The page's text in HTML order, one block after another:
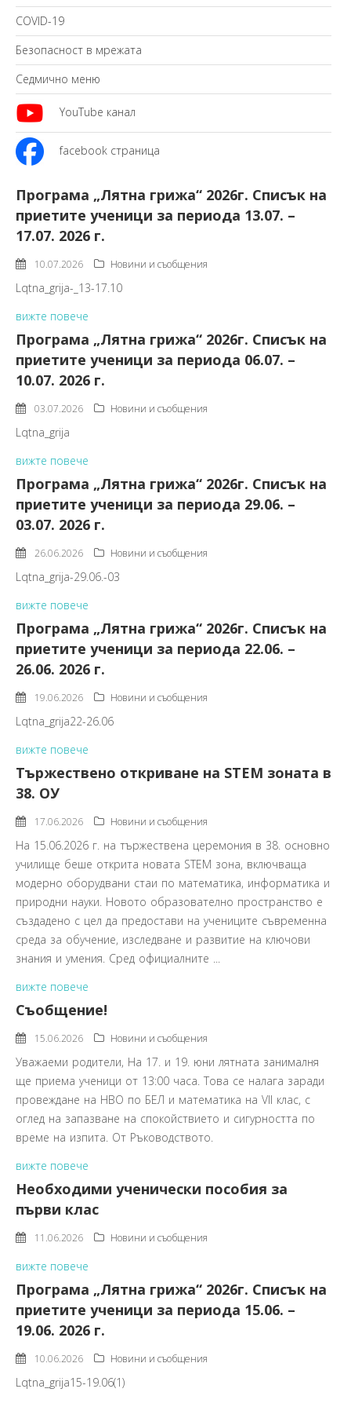
COVID-19
Безопасност в мрежата
Седмично меню
YouTube канал
facebook страница
Програма „Лятна грижа“ 2026г. Списък на
приетите ученици за периода 13.07. –
17.07. 2026 г.
10.07.2026 Новини и съобщения
Lqtna_grija-_13-17.10
вижте повече
Програма „Лятна грижа“ 2026г. Списък на
приетите ученици за периода 06.07. –
10.07. 2026 г.
03.07.2026 Новини и съобщения
Lqtna_grija
вижте повече
Програма „Лятна грижа“ 2026г. Списък на
приетите ученици за периода 29.06. –
03.07. 2026 г.
26.06.2026 Новини и съобщения
Lqtna_grija-29.06.-03
вижте повече
Програма „Лятна грижа“ 2026г. Списък на
приетите ученици за периода 22.06. –
26.06. 2026 г.
19.06.2026 Новини и съобщения
Lqtna_grija22-26.06
вижте повече
Тържествено откриване на STEM зоната в
38. ОУ
17.06.2026 Новини и съобщения
На 15.06.2026 г. на тържествена церемония в 38. основно
училище беше открита новата STEM зона, включваща
модерно оборудвани стаи по математика, информатика и
природни науки. Новото образователно пространство е
създадено с цел да предостави на учениците съвременна
среда за обучение, изследване и развитие на ключови
знания и умения. Сред официалните ...
вижте повече
Съобщение!
15.06.2026 Новини и съобщения
Уважаеми родители, На 17. и 19. юни лятната занималня
ще приема ученици от 13:00 часа. Това се налага заради
провеждане на НВО по БЕЛ и математика на VII клас, с
оглед на запазване на спокойствието и сигурността по
време на изпита. От Ръководството.
вижте повече
Необходими ученически пособия за
първи клас
11.06.2026 Новини и съобщения
вижте повече
Програма „Лятна грижа“ 2026г. Списък на
приетите ученици за периода 15.06. –
19.06. 2026 г.
10.06.2026 Новини и съобщения
Lqtna_grija15-19.06(1)